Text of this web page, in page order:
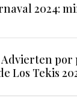
2024:
Advierten por
Los Tekis